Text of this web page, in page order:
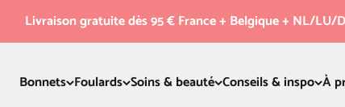
Livraison gratuite dès 95 € France + Belgique + NL/LU/
Bonnets Foulards Soins & beauté Conseils & inspo À